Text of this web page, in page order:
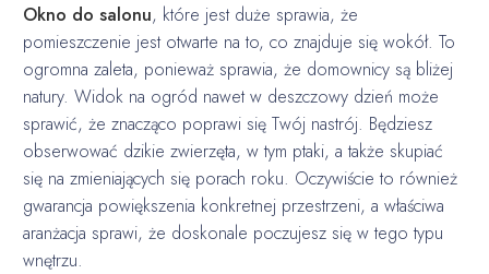
Okno do salonu, które jest duże sprawia, że
pomieszczenie jest otwarte na to, co znajduje się wokół. To
ogromna zaleta, ponieważ sprawia, że domownicy są bliżej
natury. Widok na ogród nawet w deszczowy dzień może
sprawić, że znacząco poprawi się Twój nastrój. Będziesz
obserwować dzikie zwierzęta, w tym ptaki, a także skupiać
się na zmieniających się porach roku. Oczywiście to również
gwarancja powiększenia konkretnej przestrzeni, a właściwa
aranżacja sprawi, że doskonale poczujesz się w tego typu
wnętrzu.